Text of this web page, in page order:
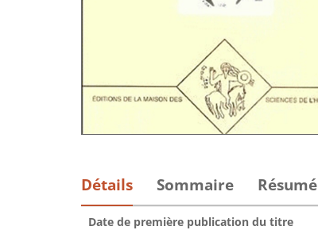
Détails Sommaire Résumé
Date de première publication du titre